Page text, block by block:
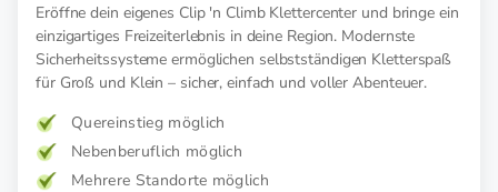
Eröffne dein eigenes Clip 'n Climb Klettercenter und bringe ein
einzigartiges Freizeiterlebnis in deine Region. Modernste
Sicherheitssysteme ermöglichen selbstständigen Kletterspaß
für Groß und Klein – sicher, einfach und voller Abenteuer.
Quereinstieg möglich
Nebenberuflich möglich
Mehrere Standorte möglich